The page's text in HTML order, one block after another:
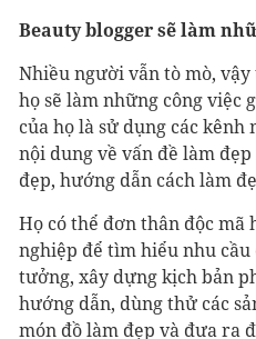
Beauty blogger sẽ làm
Nhiều người vẫn tò mò,
họ sẽ làm những công việc
của họ là sử dụng các
nội dung về vấn đề làm
đẹp, hướng dẫn cách làm
Họ có thể đơn thân độc mã
nghiệp để tìm hiểu nhu cầu
tưởng, xây dựng kịch bản
hướng dẫn, dùng thử các
món đồ làm đẹp và đưa ra